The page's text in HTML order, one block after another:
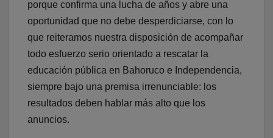
porque confirma una lucha de años y abre una
oportunidad que no debe desperdiciarse, con lo
que reiteramos nuestra disposición de acompañar
todo esfuerzo serio orientado a rescatar la
educación pública en Bahoruco e Independencia,
siempre bajo una premisa irrenunciable: los
resultados deben hablar más alto que los
anuncios.